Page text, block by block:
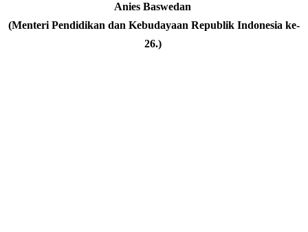
Anies Baswedan
(Menteri Pendidikan dan Kebudayaan Republik Indonesia ke-
26.)